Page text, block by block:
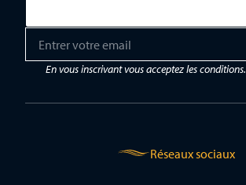
a
*
En vous inscrivant vous acceptez les conditions.
Réseaux sociaux